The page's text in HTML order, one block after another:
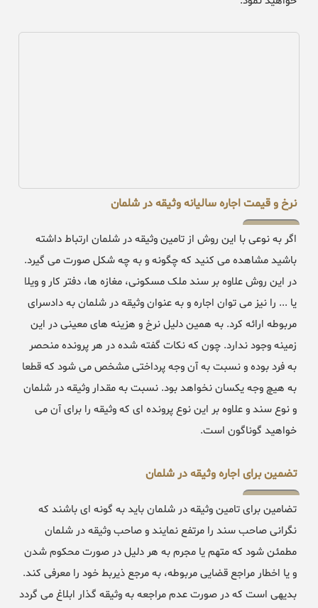
نرخ و قیمت اجاره سالیانه وثیقه در شلمان
اگر به نوعی با این روش از تامین وثیقه در شلمان ارتباط داشته
باشید مشاهده می کنید که چگونه و به چه شکل صورت می گیرد.
در این روش علاوه بر سند ملک مسکونی، مغازه ها، دفتر کار و ویلا
یا ... را نیز می توان اجاره و به عنوان وثیقه در شلمان به دادسرای
مربوطه ارائه کرد. به همین دلیل نرخ و هزینه های معینی در این
زمینه وجود ندارد. چون که نکات گفته شده در هر پرونده منحصر
به فرد بوده و نسبت به آن وجه پرداختی مشخص می شود که قطعا
به هیچ وجه یکسان نخواهد بود. نسبت به مقدار وثیقه در شلمان
و نوع سند و علاوه بر این نوع پرونده ای که وثیقه را برای آن می
خواهید گوناگون است.
تضمین برای اجاره وثیقه در شلمان
تضامین برای تامین وثیقه در شلمان باید به گونه ای باشند که
نگرانی صاحب سند را مرتفع نمایند و صاحب وثیقه در شلمان
مطمئن شود که متهم یا مجرم به هر دلیل در صورت محکوم شدن
و یا اخطار مراجع قضایی مربوطه، به مرجع ذیربط خود را معرفی کند.
بدیهی است که در صورت عدم مراجعه به وثیقه گذار ابلاغ می گردد